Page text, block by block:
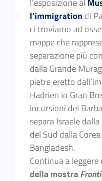
l’immigration di
ci troviamo ad
mappe che
separazione più
dalla Grande
pietre eretto
Hadrien in Gran
incursioni dei
separa Israele
del Sud dalla
Bangladesh.
Continua a leggere
della mostra